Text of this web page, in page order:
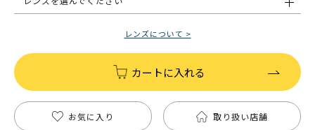
レンズについて >
カートに入れる
お気に入り 取り扱い店舗